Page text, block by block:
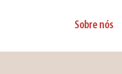
Sobre nós